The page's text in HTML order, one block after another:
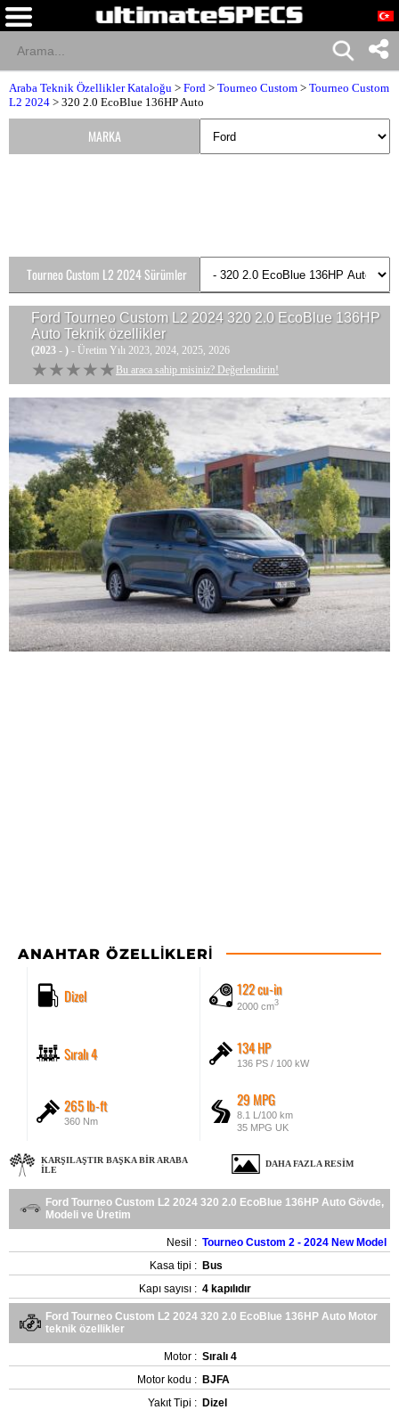
Araba Teknik Özellikler Kataloğu > Ford > Tourneo Custom > Tourneo Custom
L2 2024 > 320 2.0 EcoBlue 136HP Auto
Ford Tourneo Custom L2 2024 320 2.0 EcoBlue 136HP
Auto Teknik özellikler
(2023 - ) - Üretim Yılı 2023, 2024, 2025, 2026
★★★★★
★★★★★ Bu araca sahip misiniz? Değerlendirin!
ANAHTAR ÖZELLIKLERI
Dizel 122 cu-in
2000 cm3
Sıralı 4 134 HP
136 PS / 100 kW
265 lb-ft
360 Nm
29 MPG
8.1 L/100 km
35 MPG UK
KARŞILAŞTIR BAŞKA BIR ARABA
ILE
DAHA FAZLA RESIM
Ford Tourneo Custom L2 2024 320 2.0 EcoBlue 136HP Auto Gövde,
Modeli ve Üretim
Nesil : Tourneo Custom 2 - 2024 New Model
Kasa tipi : Bus
Kapı sayısı : 4 kapılıdır
Ford Tourneo Custom L2 2024 320 2.0 EcoBlue 136HP Auto Motor
teknik özellikler
Motor : Sıralı 4
Motor kodu : BJFA
Yakıt Tipi : Dizel
MARKA
Tourneo Custom L2 2024 Sürümler